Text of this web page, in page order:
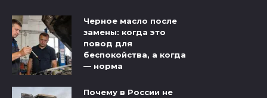
Черное масло после
замены: когда это
повод для
беспокойства, а когда
— норма
Почему в России не